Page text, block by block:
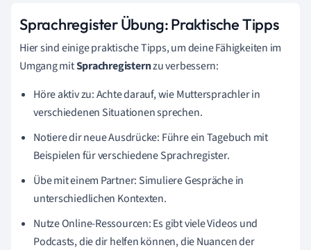
Sprachregister Übung: Praktische Tipps
Hier sind einige praktische Tipps, um deine Fähigkeiten im
Umgang mitSprachregisternzu verbessern:
Höre aktiv zu: Achte darauf, wie Muttersprachler in
verschiedenen Situationen sprechen.
Notiere dir neue Ausdrücke: Führe ein Tagebuch mit
Beispielen für verschiedene Sprachregister.
Übe mit einem Partner: Simuliere Gespräche in
unterschiedlichen Kontexten.
Nutze Online-Ressourcen: Es gibt viele Videos und
Podcasts, die dir helfen können, die Nuancen der